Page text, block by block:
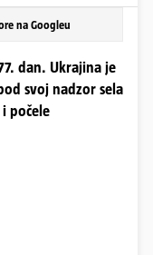
na Googleu
dan. Ukrajina je
svoj nadzor sela
počele